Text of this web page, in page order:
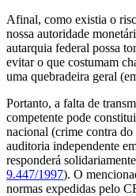
Afinal, como existia o
nossa autoridade
autarquia federal possa
evitar o que costumam
uma quebradeira geral
Portanto, a falta de
competente pode
nacional (crime contra
auditoria independente
responderá
9.447/1997). O
normas expedidas pelo